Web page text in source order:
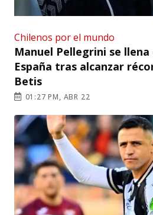
Chilenos por el mundo
Manuel Pellegrini se
España tras alcanzar
Betis
01:27 PM, ABR 22